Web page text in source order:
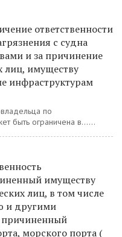
ответственности
с судна
и за причинение
лиц, имуществу
инфраструктурам
по
быть ограничена в......
имуществу
лиц, в том числе
и другими
причиненный
морского порта (